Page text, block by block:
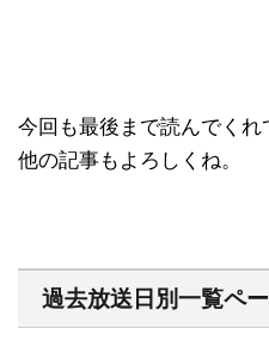
今回も最後まで読んでくれ
他の記事もよろしくね。
過去放送日別一覧ペ